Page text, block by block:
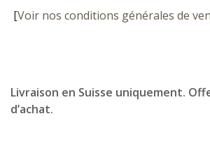
[Voir nos conditions générales de
Livraison en Suisse uniquement.
d’achat.